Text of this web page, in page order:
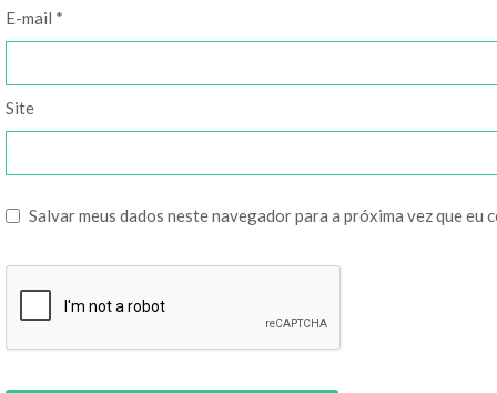
E-mail *
Site
Salvar meus dados neste navegador para a próxima vez que eu